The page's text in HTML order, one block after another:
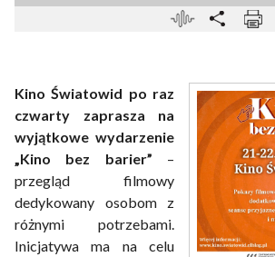
Kino Światowid po raz
czwarty zaprasza na
wyjątkowe wydarzenie
„Kino bez barier” –
przegląd filmowy
dedykowany osobom z
różnymi potrzebami.
Inicjatywa ma na celu